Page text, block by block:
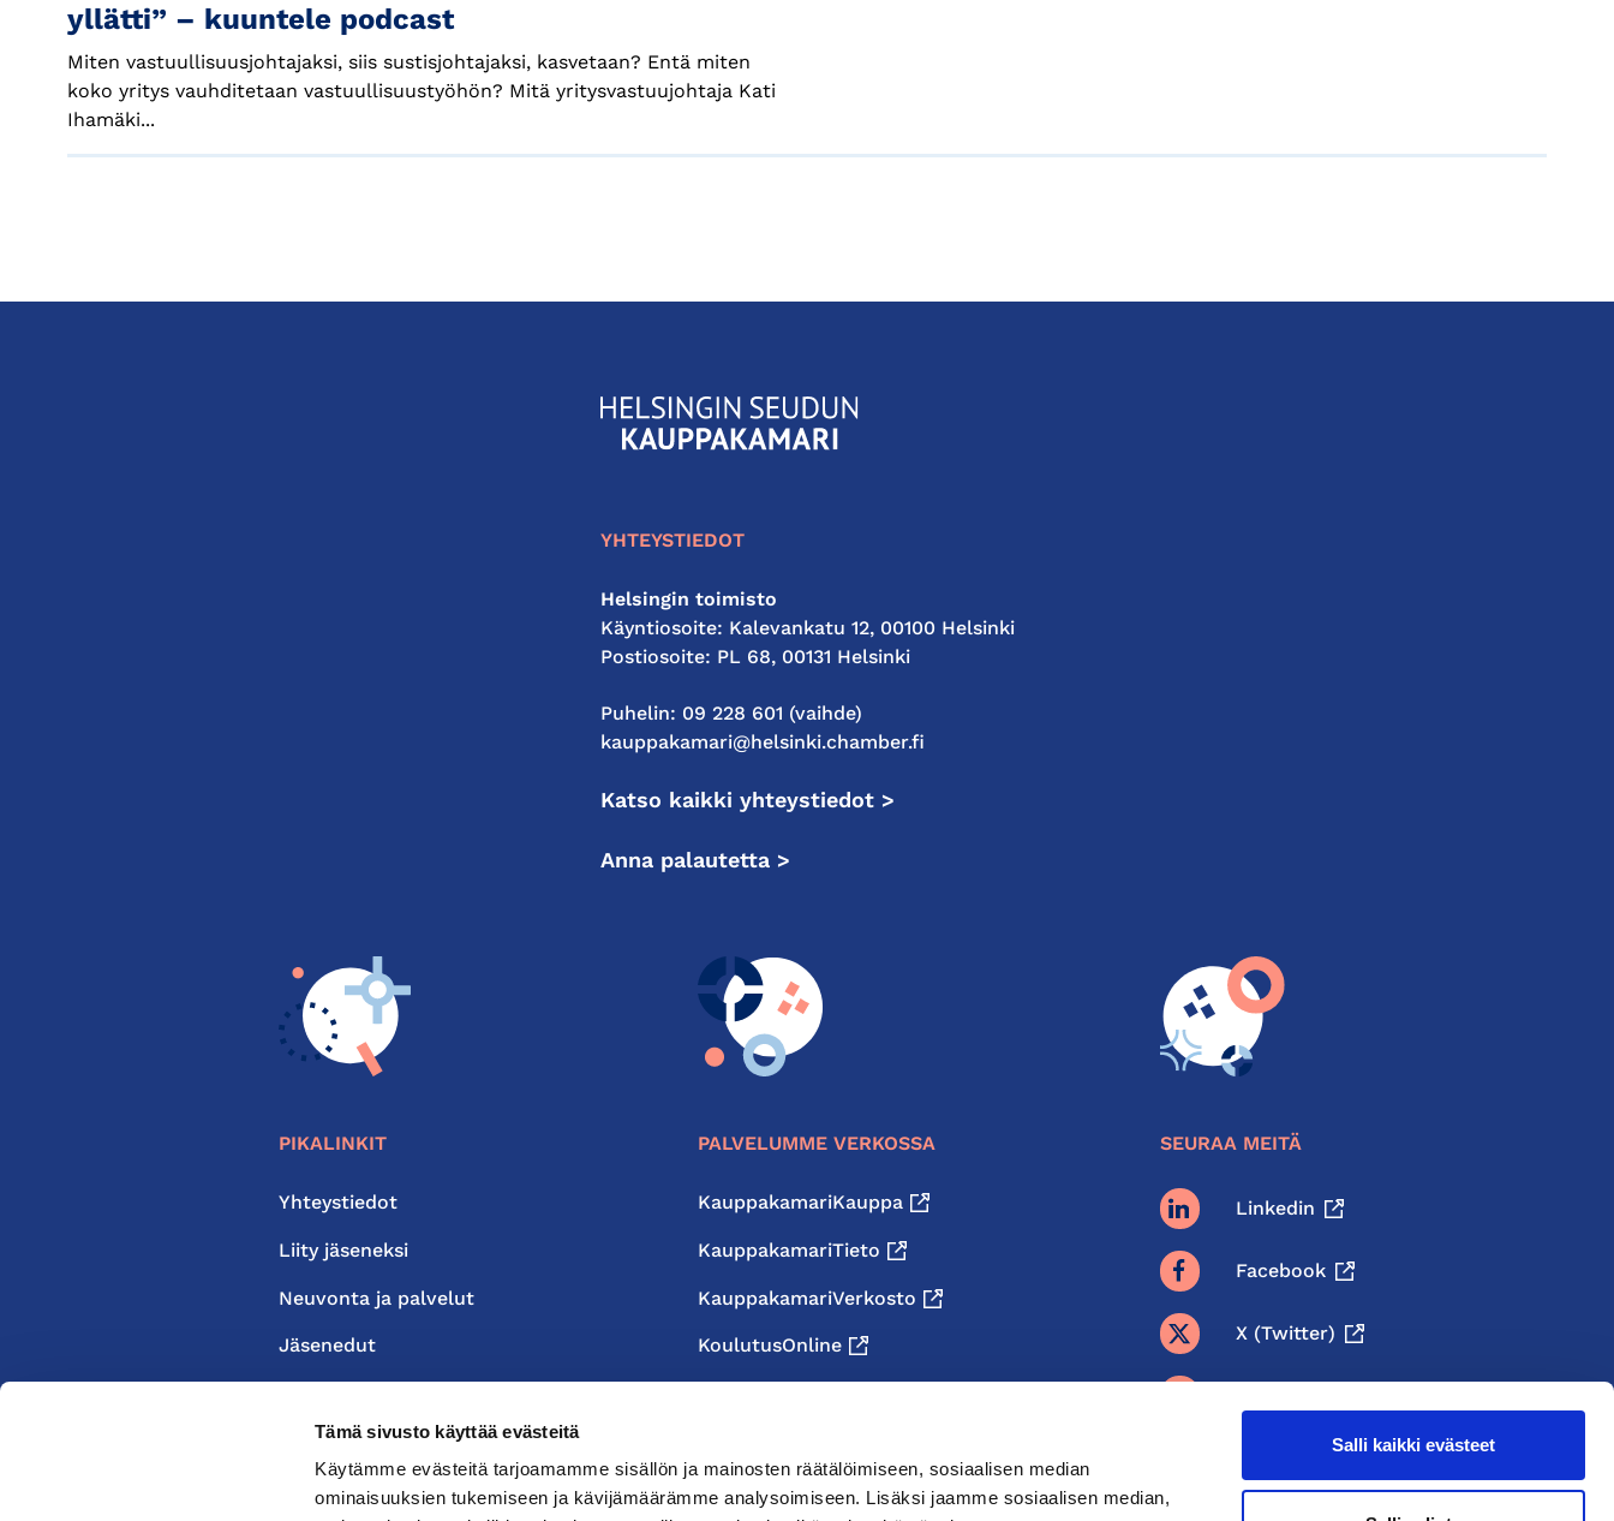
Tämä sivusto käyttää evästeitä
Käytämme evästeitä tarjoamamme sisällön ja mainosten räätälöimiseen, sosiaalisen median
ominaisuuksien tukemiseen ja kävijämäärämme analysoimiseen. Lisäksi jaamme sosiaalisen median,
Salli kaikki evästeet
yllätti” – kuuntele podcast
Miten vastuullisuusjohtajaksi, siis sustisjohtajaksi, kasvetaan? Entä miten
koko yritys vauhditetaan vastuullisuustyöhön? Mitä yritysvastuujohtaja Kati
Ihamäki...
KauppakamariHelsingin
seudun
YHTEYSTIEDOT
Helsingin toimisto
Käyntiosoite: Kalevankatu 12, 00100 Helsinki
Postiosoite: PL 68, 00131 Helsinki
Puhelin: 09 228 601 (vaihde)
kauppakamari@helsinki.chamber.fi
Katso kaikki yhteystiedot >
Anna palautetta >
PIKALINKIT
Yhteystiedot
Liity jäseneksi
Neuvonta ja palvelut
Jäsenedut
PALVELUMME VERKOSSA
KauppakamariKauppa
KauppakamariTieto
KauppakamariVerkosto
KoulutusOnline
SEURAA MEITÄ
Linkedin
Facebook
X (twitter)